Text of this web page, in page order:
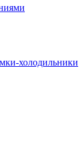
холодильники